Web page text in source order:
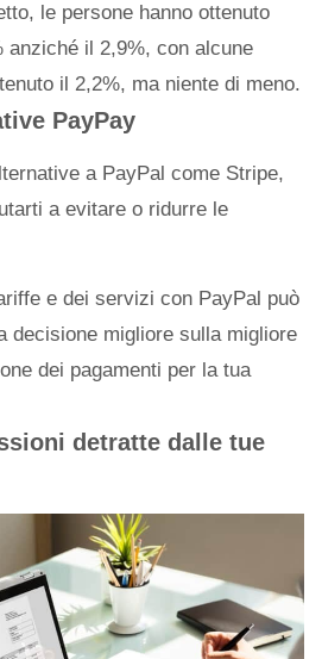
le persone hanno ottenuto
anziché il 2,9%, con alcune
il 2,2%, ma niente di meno.
PayPay
a PayPal come Stripe,
a evitare o ridurre le
e dei servizi con PayPal può
decisione migliore sulla migliore
dei pagamenti per la tua
detratte dalle tue